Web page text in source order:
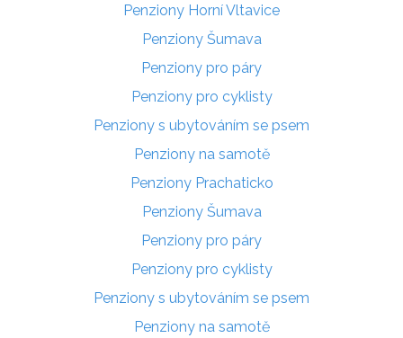
Penziony Horní Vltavice
Penziony Šumava
Penziony pro páry
Penziony pro cyklisty
Penziony s ubytováním se psem
Penziony na samotě
Penziony Prachaticko
Penziony Šumava
Penziony pro páry
Penziony pro cyklisty
Penziony s ubytováním se psem
Penziony na samotě